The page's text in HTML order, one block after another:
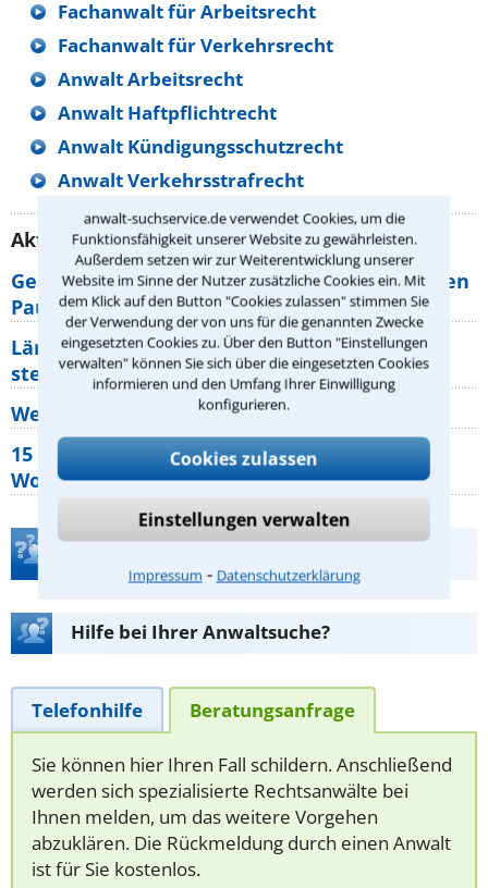
anwalt-suchservice.de verwendet Cookies, um die
Funktionsfähigkeit unserer Website zu gewährleisten.
Außerdem setzen wir zur Weiterentwicklung unserer
Website im Sinne der Nutzer zusätzliche Cookies ein. Mit
dem Klick auf den Button "Cookies zulassen" stimmen Sie
der Verwendung der von uns für die genannten Zwecke
eingesetzten Cookies zu. Über den Button "Einstellungen
verwalten" können Sie sich über die eingesetzten Cookies
informieren und den Umfang Ihrer Einwilligung
konfigurieren.
Cookies zulassen
Einstellungen verwalten
Impressum ⁃ Datenschutzerklärung
Fachanwalt für Arbeitsrecht
Fachanwalt für Verkehrsrecht
Anwalt Arbeitsrecht
Anwalt Haftpflichtrecht
Anwalt Kündigungsschutzrecht
Anwalt Verkehrsstrafrecht
Aktuelle Rechtstipps unserer Redaktion
Geänderte Abflugzeiten: Welche Rechte haben
Pauschalurlauber?
Lärm von den Nachbarn: Welche Rechte
stehen mir zu?
Wer muss Zweitwohnungssteuer zahlen?
15 elementare Rechte, die jeder
Wohnungseigentümer kennen sollte
Hilfe bei Ihrer Anwaltsuche?
Telefonhilfe Beratungsanfrage
Sie können hier Ihren Fall schildern. Anschließend
werden sich spezialisierte Rechtsanwälte bei
Ihnen melden, um das weitere Vorgehen
abzuklären. Die Rückmeldung durch einen Anwalt
ist für Sie kostenlos.